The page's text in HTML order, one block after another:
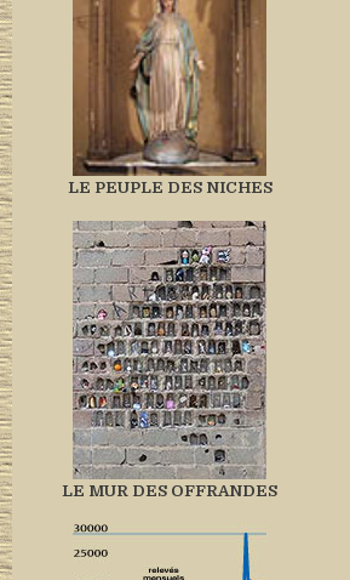
LE PEUPLE DES NICHES
LE MUR DES OFFRANDES